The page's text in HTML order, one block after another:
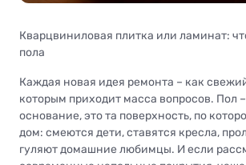
Кварцвиниловая плитка или ламинат:
пола
Каждая новая идея ремонта – как
которым приходит масса вопросов. Пол
основание, это та поверхность, по
дом: смеются дети, ставятся кресла,
гуляют домашние любимцы. И если